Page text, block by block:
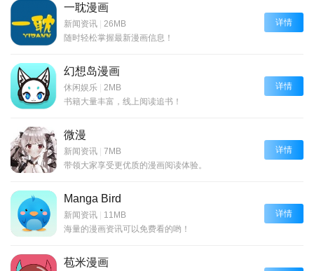
一耽漫画
新闻资讯 | 26MB
随时轻松掌握最新漫画信息！
详情
幻想岛漫画
休闲娱乐 | 2MB
书籍大量丰富，线上阅读追书！
详情
微漫
新闻资讯 | 7MB
带领大家享受更优质的漫画阅读体验。
详情
Manga Bird
新闻资讯 | 11MB
海量的漫画资讯可以免费看的哟！
详情
苞米漫画